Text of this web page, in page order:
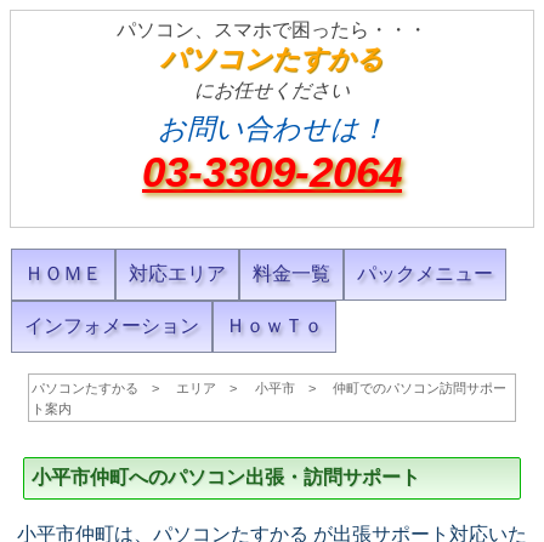
パソコン、スマホで困ったら・・・
パソコンたすかる
にお任せください
お問い合わせは！
03-3309-2064
ＨＯＭＥ 対応エリア 料金一覧 パックメニュー
インフォメーション ＨｏｗＴｏ
パソコンたすかる エリア 小平市
仲町でのパソコン訪問サポー
ト案内
小平市仲町へのパソコン出張・訪問サポート
小平市仲町は、パソコンたすかる が出張サポート対応いた